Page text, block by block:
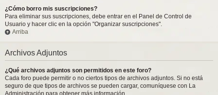
¿Cómo borro mis suscripciones?
Para eliminar sus suscripciones, debe entrar en el Panel de Control de
Usuario y hacer clic en la opción "Organizar suscripciones".
Arriba
Archivos Adjuntos
¿Qué archivos adjuntos son permitidos en este foro?
Cada foro puede permitir o no ciertos tipos de archivos adjuntos. Si no está
seguro de que tipos de archivos se pueden cargar, comuníquese con La
Administración para obtener más información.